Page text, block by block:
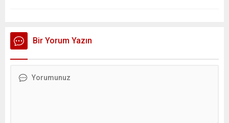
Bir Yorum Yazın